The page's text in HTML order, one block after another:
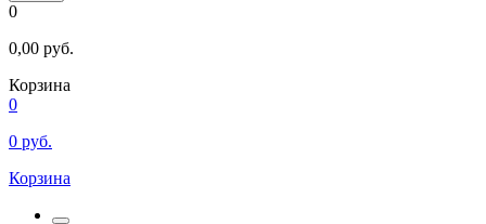
0
0,00 руб.
Корзина
0
0 руб.
Корзина